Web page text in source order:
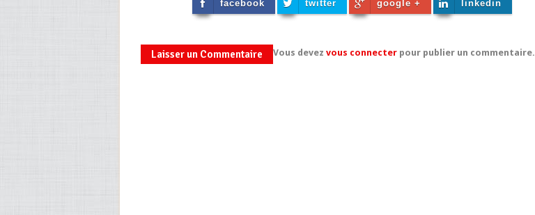
facebook twitter google + linkedin
Laisser un Commentaire Vous devez vous connecter pour publier un commentaire.